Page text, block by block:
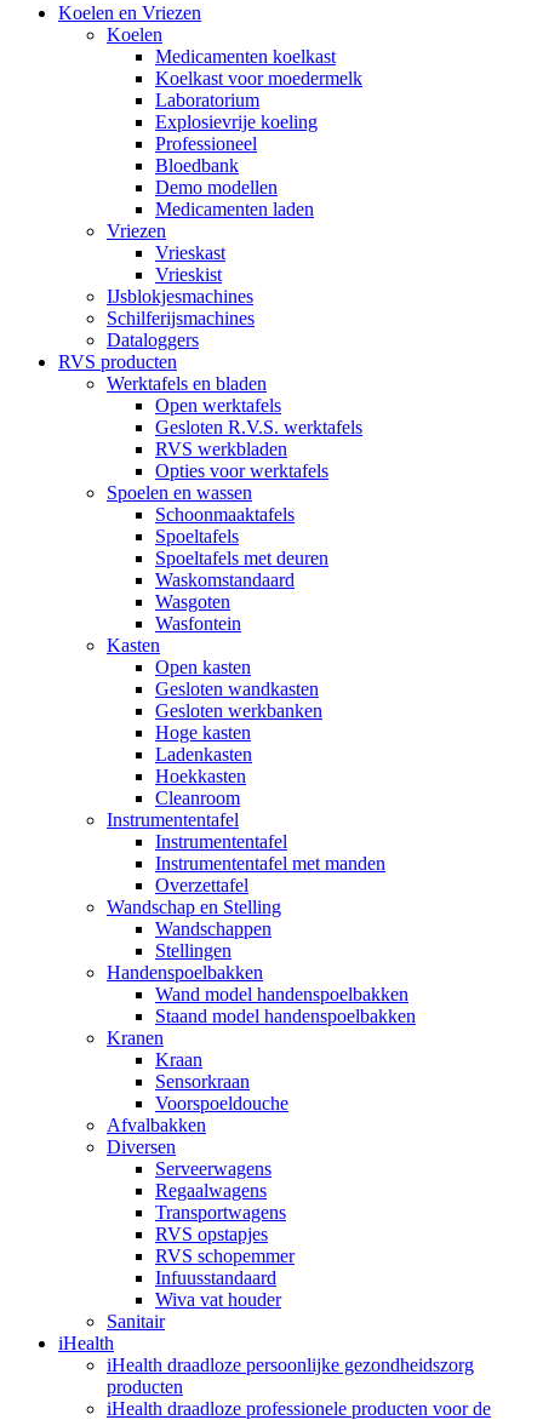
Koelen en Vriezen
Koelen
Medicamenten koelkast
Koelkast voor moedermelk
Laboratorium
Explosievrije koeling
Professioneel
Bloedbank
Demo modellen
Medicamenten laden
Vriezen
Vrieskast
Vrieskist
IJsblokjesmachines
Schilferijsmachines
Dataloggers
RVS producten
Werktafels en bladen
Open werktafels
Gesloten R.V.S. werktafels
RVS werkbladen
Opties voor werktafels
Spoelen en wassen
Schoonmaaktafels
Spoeltafels
Spoeltafels met deuren
Waskomstandaard
Wasgoten
Wasfontein
Kasten
Open kasten
Gesloten wandkasten
Gesloten werkbanken
Hoge kasten
Ladenkasten
Hoekkasten
Cleanroom
Instrumententafel
Instrumententafel
Instrumententafel met manden
Overzettafel
Wandschap en Stelling
Wandschappen
Stellingen
Handenspoelbakken
Wand model handenspoelbakken
Staand model handenspoelbakken
Kranen
Kraan
Sensorkraan
Voorspoeldouche
Afvalbakken
Diversen
Serveerwagens
Regaalwagens
Transportwagens
RVS opstapjes
RVS schopemmer
Infuusstandaard
Wiva vat houder
Sanitair
iHealth
iHealth draadloze persoonlijke gezondheidszorg
producten
iHealth draadloze professionele producten voor de